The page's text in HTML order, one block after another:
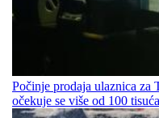
Počinje prodaja ulaznica za
očekuje se više od 100